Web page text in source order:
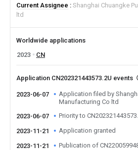
Current Assignee
Shanghai Chuangke
ltd
Worldwide applications
2023
CN
Application CN202321443573.2U events
2023-06-07
Application filed by
Manufacturing Co ltd
2023-06-07
Priority to
2023-11-21 Application granted
2023-11-21 Publication of